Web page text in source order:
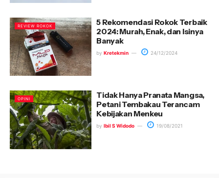
REVIEW ROKOK
5 Rekomendasi Rokok Terbaik
2024: Murah, Enak, dan Isinya
Banyak
by Kretekmin 24/12/2024
OPINI
Tidak Hanya Pranata Mangsa,
Petani Tembakau Terancam
Kebijakan Menkeu
by Ibil S Widodo 19/08/2021